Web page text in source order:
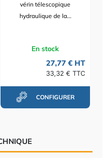
vérin télescopique
hydraulique de la...
En stock
27,77 € HT
33,32 € TTC
CONFIGURER